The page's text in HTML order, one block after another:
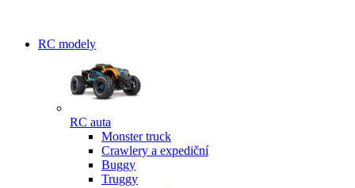
RC modely
RC auta
Monster truck
Crawlery a expediční
Buggy
Truggy